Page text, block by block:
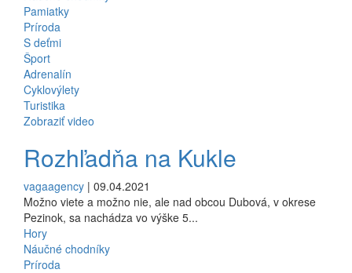
Pamiatky
Príroda
S deťmi
Šport
Adrenalín
Cyklovýlety
Turistika
Zobraziť video
Rozhľadňa na Kukle
vagaagency | 09.04.2021
Možno viete a možno nie, ale nad obcou Dubová, v okrese
Pezinok, sa nachádza vo výške 5...
Hory
Náučné chodníky
Príroda